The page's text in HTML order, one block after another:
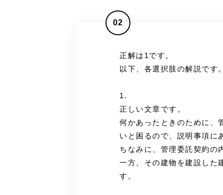
02
正解は1です。
以下、各選択肢の解説です
1.
正しい文章です。
何かあったときのために、
いと困るので、説明事項に
ちなみに、管理委託契約の
一方、その建物を建設した
す。